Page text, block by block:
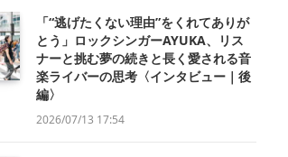
「“逃げたくない理由”をくれてありが
とう」ロックシンガーAYUKA、リス
ナーと挑む夢の続きと長く愛される音
楽ライバーの思考〈インタビュー｜後
編〉
2026/07/13 17:54